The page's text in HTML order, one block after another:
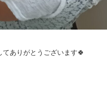
ありがとうございます🍀